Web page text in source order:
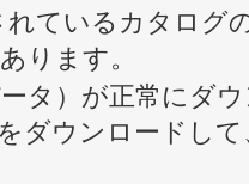
ているカタログ
ります。
タ）が正常にダ
ダウンロードし